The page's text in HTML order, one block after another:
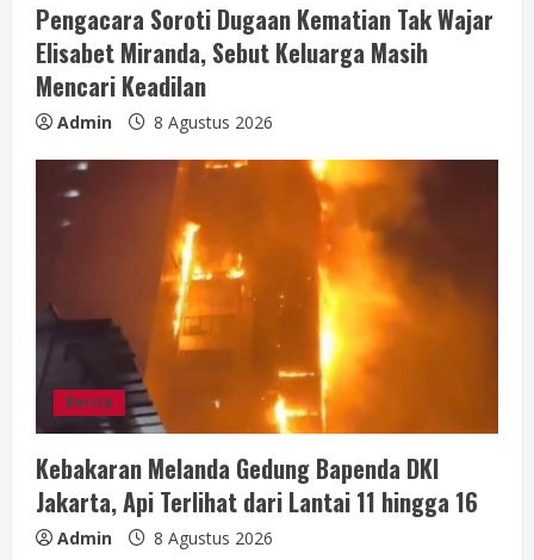
Pengacara Soroti Dugaan Kematian Tak Wajar
Elisabet Miranda, Sebut Keluarga Masih
Mencari Keadilan
Admin 8 Agustus 2026
Berita
Kebakaran Melanda Gedung Bapenda DKI
Jakarta, Api Terlihat dari Lantai 11 hingga 16
Admin 8 Agustus 2026